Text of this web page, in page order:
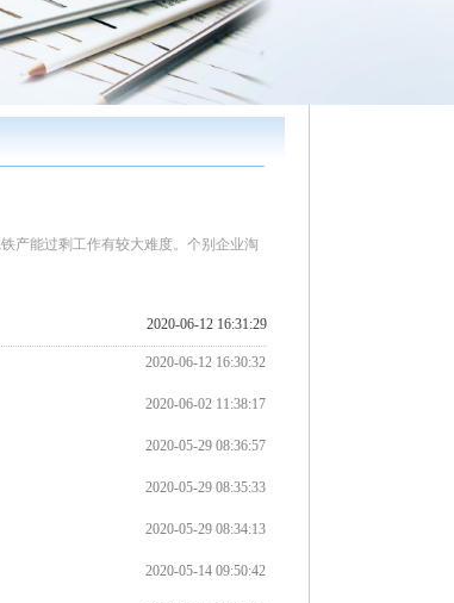
产能过剩工作有较大难度。个别企业淘
2020-06-12 16:31:29
2020-06-12 16:30:32
2020-06-02 11:38:17
2020-05-29 08:36:57
2020-05-29 08:35:33
2020-05-29 08:34:13
2020-05-14 09:50:42